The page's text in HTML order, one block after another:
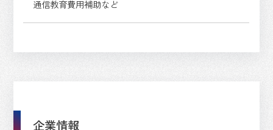
通信教育費用補助など
企業情報